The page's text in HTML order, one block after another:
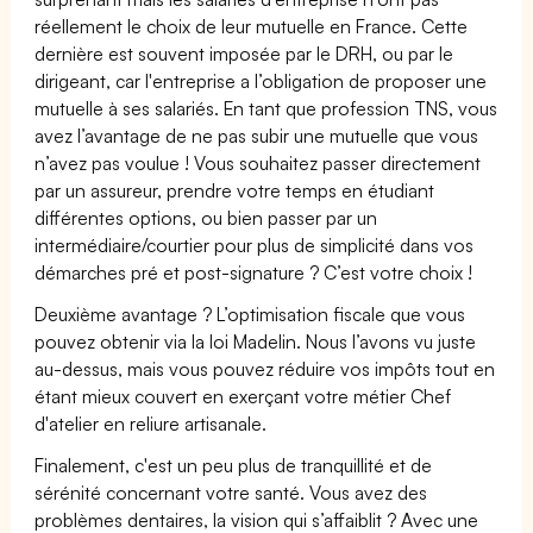
réellement le choix de leur mutuelle en France. Cette
dernière est souvent imposée par le DRH, ou par le
dirigeant, car l'entreprise a l’obligation de proposer une
mutuelle à ses salariés. En tant que profession TNS, vous
avez l’avantage de ne pas subir une mutuelle que vous
n’avez pas voulue ! Vous souhaitez passer directement
par un assureur, prendre votre temps en étudiant
différentes options, ou bien passer par un
intermédiaire/courtier pour plus de simplicité dans vos
démarches pré et post-signature ? C’est votre choix !
Deuxième avantage ? L’optimisation fiscale que vous
pouvez obtenir via la loi Madelin. Nous l’avons vu juste
au-dessus, mais vous pouvez réduire vos impôts tout en
étant mieux couvert en exerçant votre métier Chef
d'atelier en reliure artisanale.
Finalement, c'est un peu plus de tranquillité et de
sérénité concernant votre santé. Vous avez des
problèmes dentaires, la vision qui s’affaiblit ? Avec une